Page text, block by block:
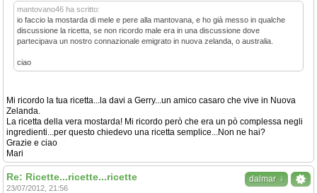
mantovano46 ha scritto:
io faccio la mostarda di mele e pere alla mantovana, e ho già messo in qualche
discussione la ricetta, se non ricordo male era in una discussione dove
partecipava un nostro connazionale emigrato in nuova zelanda, o australia.
ciao
Mi ricordo la tua ricetta...la davi a Gerry...un amico casaro che vive in Nuova
Zelanda.
La ricetta della vera mostarda! Mi ricordo però che era un pò complessa negli
ingredienti...per questo chiedevo una ricetta semplice...Non ne hai?
Grazie e ciao
Mari
dalmar ↓
Re: Ricette...ricette...ricette
23/07/2012, 21:56